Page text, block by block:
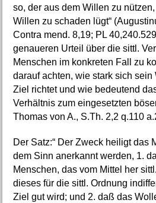
so, der aus dem Willen zu
Willen zu schaden lügt“
Contra mend. 8,19; PL
genaueren Urteil über die sittl.
Menschen im konkreten Fall zu
darauf achten, wie stark sich sein
Ziel richtet und wie bedeutend
Verhältnis zum eingesetzten
Thomas von A., S.Th. 2,2 q.110
Der Satz:“ Der Zweck heiligt das
dem Sinn anerkannt werden, 1.
Menschen, das vom Mittel her
dieses für die sittl. Ordnung
Ziel gut wird; und 2. daß das